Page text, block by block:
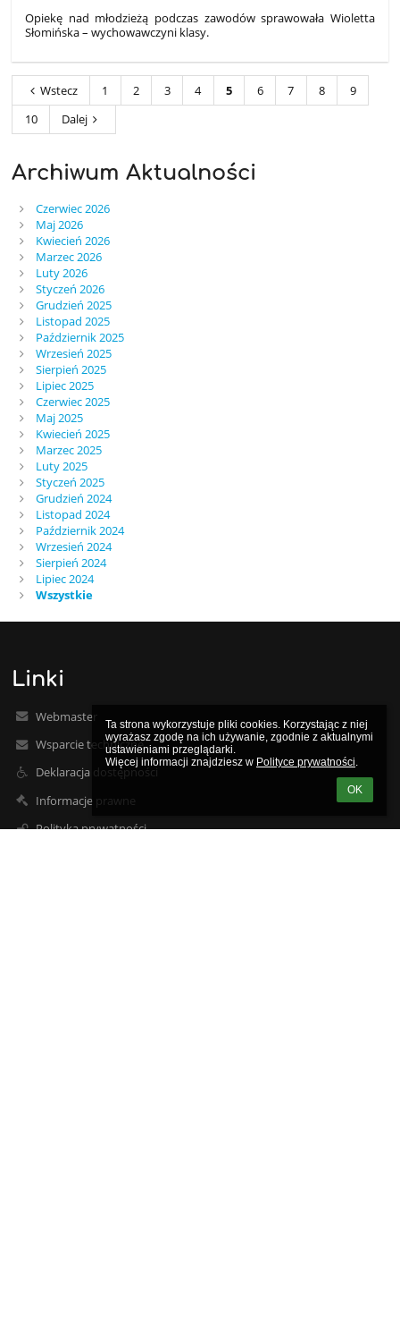
Ta strona wykorzystuje pliki cookies. Korzystając z niej
wyrażasz zgodę na ich używanie, zgodnie z aktualnymi
ustawieniami przeglądarki.
Więcej informacji znajdziesz w Polityce prywatności.
OK
Opiekę nad młodzieżą podczas zawodów sprawowała Wioletta
Słomińska – wychowawczyni klasy.
Wstecz 1 2 3 4 5 6 7 8
9
10
Dalej
Archiwum Aktualności
Czerwiec 2026
Maj 2026
Kwiecień 2026
Marzec 2026
Luty 2026
Styczeń 2026
Grudzień 2025
Listopad 2025
Październik 2025
Wrzesień 2025
Sierpień 2025
Lipiec 2025
Czerwiec 2025
Maj 2025
Kwiecień 2025
Marzec 2025
Luty 2025
Styczeń 2025
Grudzień 2024
Listopad 2024
Październik 2024
Wrzesień 2024
Sierpień 2024
Lipiec 2024
Wszystkie
Linki
Webmaster
Wsparcie techniczne
Deklaracja dostępności
Informacje prawne
Polityka prywatności